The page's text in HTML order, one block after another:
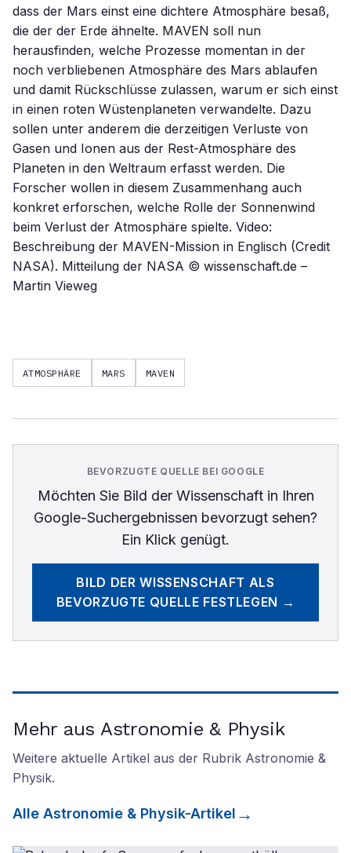
dass der Mars einst eine dichtere Atmosphäre besaß,
die der der Erde ähnelte. MAVEN soll nun
herausfinden, welche Prozesse momentan in der
noch verbliebenen Atmosphäre des Mars ablaufen
und damit Rückschlüsse zulassen, warum er sich einst
in einen roten Wüstenplaneten verwandelte. Dazu
sollen unter anderem die derzeitigen Verluste von
Gasen und Ionen aus der Rest-Atmosphäre des
Planeten in den Weltraum erfasst werden. Die
Forscher wollen in diesem Zusammenhang auch
konkret erforschen, welche Rolle der Sonnenwind
beim Verlust der Atmosphäre spielte. Video:
Beschreibung der MAVEN-Mission in Englisch (Credit
NASA). Mitteilung der NASA © wissenschaft.de –
Martin Vieweg
ATMOSPHÄRE MARS MAVEN
BEVORZUGTE QUELLE BEI GOOGLE
Möchten Sie Bild der Wissenschaftin Ihren
Google-Suchergebnissen bevorzugt sehen?
Ein Klick genügt.
BILD DER WISSENSCHAFT ALS
BEVORZUGTE QUELLE FESTLEGEN →
Mehr aus Astronomie & Physik
Weitere aktuelle Artikel aus der Rubrik Astronomie &
Physik.
Alle Astronomie & Physik-Artikel